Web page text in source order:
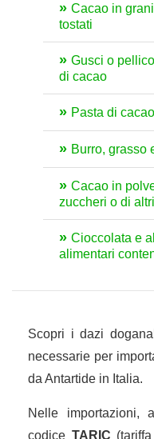
Cacao in
tostati
Gusci o
di cacao
Pasta di
Burro, grasso
Cacao in
zuccheri o di
Cioccolata e
alimentari
Scopri i dazi
necessarie per
da Antartide in Italia.
Nelle importazioni,
codice TARIC